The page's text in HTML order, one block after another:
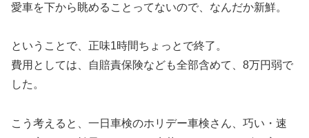
愛車を下から眺めることってないので、なんだか新鮮。
ということで、正味1時間ちょっとで終了。
費用としては、自賠責保険なども全部含めて、8万円弱で
した。
こう考えると、一日車検のホリデー車検さん、巧い・速